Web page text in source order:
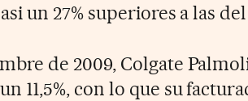
un 27% superiores a las
de 2009, Colgate
11,5%, con lo que su